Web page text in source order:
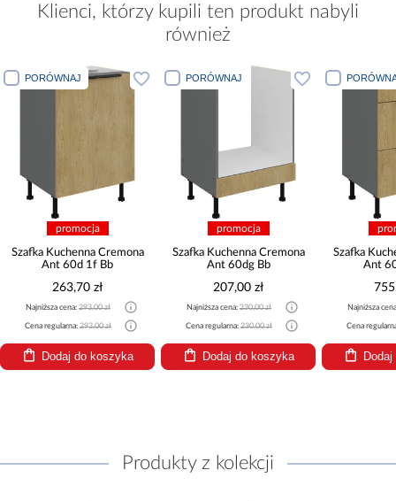
Klienci, którzy kupili ten produkt nabyli
również
PORÓWNAJ
promocja
Szafka Kuchenna Cremona
Ant 60d 1f Bb
263,70 zł
Najniższa cena: 293,00 zł
Cena regularna: 293,00 zł
Dodaj do koszyka
PORÓWNAJ
promocja
Szafka Kuchenna Cremona
Ant 60dg Bb
207,00 zł
Najniższa cena: 230,00 zł
Cena regularna: 230,00 zł
Dodaj do koszyka
Szafka
Ant
Najniższa
Cena
Produkty z kolekcji